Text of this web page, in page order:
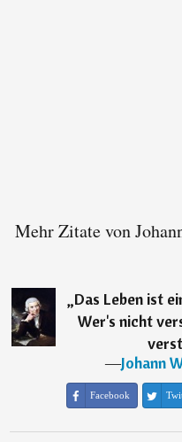
Mehr Zitate von
„Das Leben ist
Wer's nicht
―Johann
Facebook